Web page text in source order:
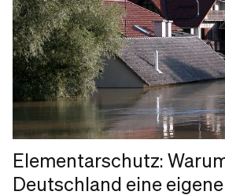
Elementarschutz:
Deutschland eine